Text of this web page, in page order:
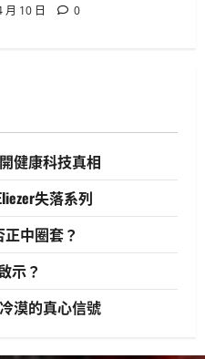
月 10 日 0
月 21 日 0
對齊經典：深入Eliezer失落
月 21 日
活與成長 資訊科技
健康科技真相
失落系列
中圈套？
示？
漠的真心信號